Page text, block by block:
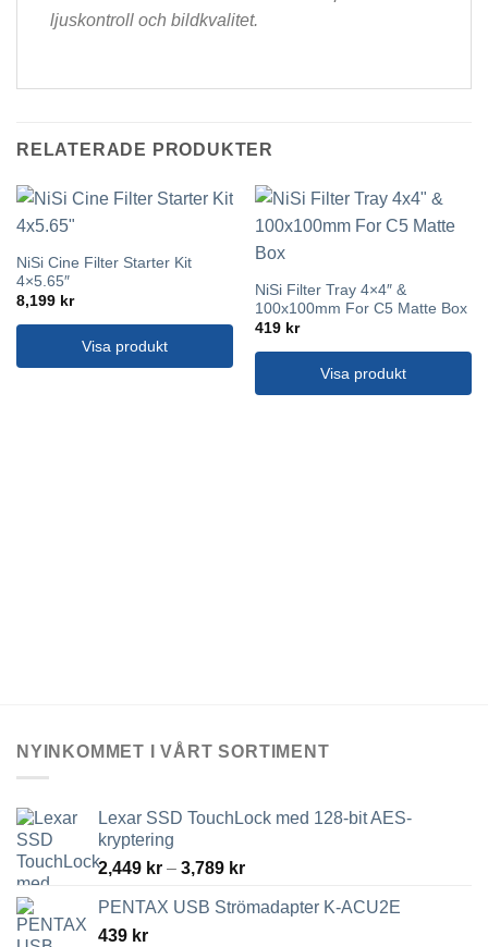
ljuskontroll och bildkvalitet.
RELATERADE PRODUKTER
NiSi Cine Filter Starter Kit
4×5.65″
8,199 kr
Visa produkt
NiSi Filter Tray 4×4″ &
100x100mm For C5 Matte Box
419 kr
Visa produkt
NYINKOMMET I VÅRT SORTIMENT
Lexar SSD TouchLock med 128-bit AES-
kryptering
2,449 kr – 3,789 krPrisintervall:
till
PENTAX USB Strömadapter K-ACU2E
439 kr